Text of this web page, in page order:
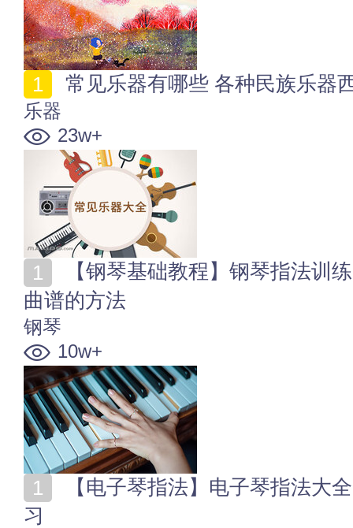
常见乐器有哪些 各种民族乐器
乐器
23w+
曲谱的方法
钢琴
10w+
习